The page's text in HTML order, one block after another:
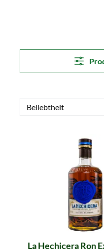
La Hechicera Ron